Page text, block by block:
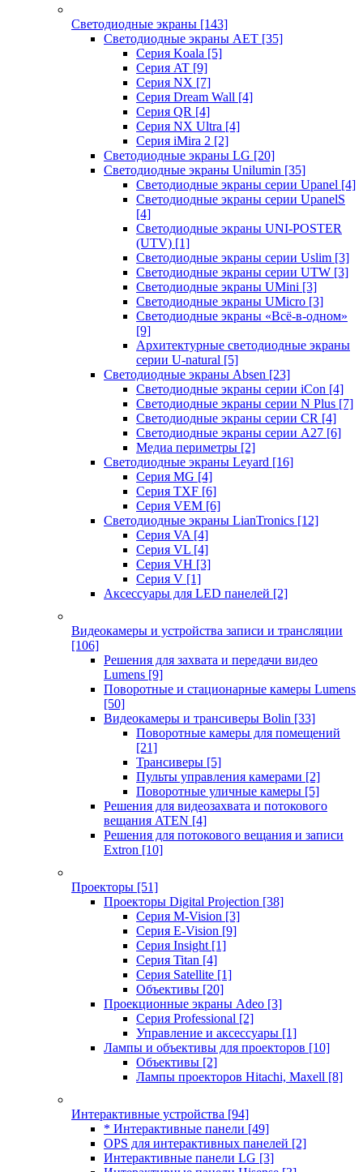
Светодиодные экраны [143]
Светодиодные экраны AET [35]
Cерия Koala [5]
Серия AT [9]
Серия NX [7]
Серия Dream Wall [4]
Серия QR [4]
Серия NX Ultra [4]
Серия iMira 2 [2]
Светодиодные экраны LG [20]
Светодиодные экраны Unilumin [35]
Светодиодные экраны серии Upanel [4]
Светодиодные экраны серии UpanelS
[4]
Светодиодные экраны UNI-POSTER
(UTV) [1]
Светодиодные экраны серии Uslim [3]
Светодиодные экраны серии UTW [3]
Светодиодные экраны UMini [3]
Светодиодные экраны UMicro [3]
Светодиодные экраны «Всё-в-одном»
[9]
Архитектурные светодиодные экраны
серии U-natural [5]
Светодиодные экраны Absen [23]
Светодиодные экраны серии iCon [4]
Светодиодные экраны серии N Plus [7]
Светодиодные экраны серии CR [4]
Светодиодные экраны серии А27 [6]
Медиа периметры [2]
Светодиодные экраны Leyard [16]
Серия MG [4]
Серия TXF [6]
Серия VEM [6]
Светодиодные экраны LianTronics [12]
Серия VA [4]
Серия VL [4]
Серия VH [3]
Серия V [1]
Аксессуары для LED панелей [2]
Видеокамеры и устройства записи и трансляции
[106]
Решения для захвата и передачи видео
Lumens [9]
Поворотные и стационарные камеры Lumens
[50]
Видеокамеры и трансиверы Bolin [33]
Поворотные камеры для помещений
[21]
Трансиверы [5]
Пульты управления камерами [2]
Поворотные уличные камеры [5]
Решения для видеозахвата и потокового
вещания ATEN [4]
Решения для потокового вещания и записи
Extron [10]
Проекторы [51]
Проекторы Digital Projection [38]
Серия M-Vision [3]
Серия E-Vision [9]
Серия Insight [1]
Серия Titan [4]
Серия Satellite [1]
Объективы [20]
Проекционные экраны Adeo [3]
Серия Professional [2]
Управление и аксессуары [1]
Лампы и объективы для проекторов [10]
Объективы [2]
Лампы проекторов Hitachi, Maxell [8]
Интерактивные устройства [94]
* Интерактивные панели [49]
OPS для интерактивных панелей [2]
Интерактивные панели LG [3]